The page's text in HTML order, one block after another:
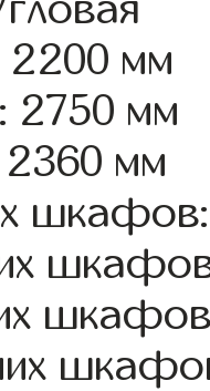
2200 мм
2750 мм
2360 мм